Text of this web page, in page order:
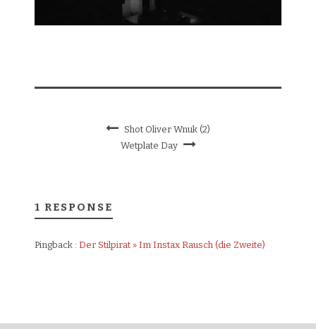
Shot Oliver Wnuk (2)
Wetplate Day
1 RESPONSE
Pingback : Der Stilpirat » Im Instax Rausch (die Zweite)